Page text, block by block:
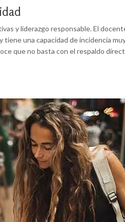
y liderazgo responsable. El
una capacidad de incidencia
que no basta con el respaldo